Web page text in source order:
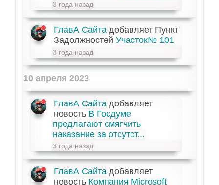
3 года назад
ГлавА Сайта добавляет Пункт
ЗадолжностейУчасток№ 101
3 года назад
10 апреля 2023
ГлавА Сайта добавляет
новость В Госдуме
предлагают смягчить
наказание за отсутст...
3 года назад
ГлавА Сайта добавляет
новость Компания Microsoft